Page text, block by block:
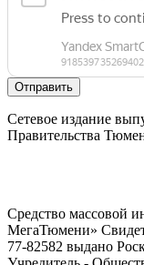
Отправить
Сетевое издание
Правительства
Средство массовой
МегаТюмени»
77-82582 выдано